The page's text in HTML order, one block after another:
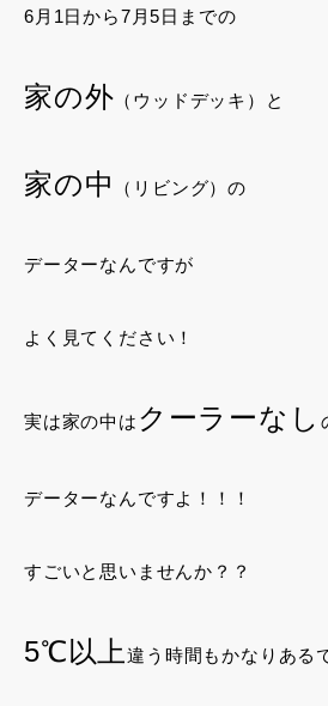
6月1日から7月5日までの
家の外 （ウッドデッキ）と
家の中 （リビング）の
データーなんですが
よく見てください！
実は家の中は クーラーなし
データーなんですよ！！！
すごいと思いませんか？？
5℃以上違う時間もかなりある